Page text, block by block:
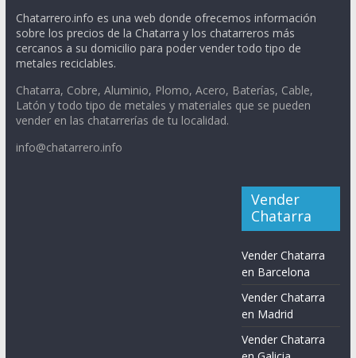
Chatarrero.info es una web donde ofrecemos información
sobre los precios de la Chatarra y los chatarreros más
cercanos a su domicilio para poder vender todo tipo de
metales reciclables.
Chatarra, Cobre, Aluminio, Plomo, Acero, Baterías, Cable,
Latón y todo tipo de metales y materiales que se pueden
vender en las chatarrerías de tu localidad.
info@chatarrero.info
Vender
Chatarra
Vender Chatarra
en Barcelona
Vender Chatarra
en Madrid
Vender Chatarra